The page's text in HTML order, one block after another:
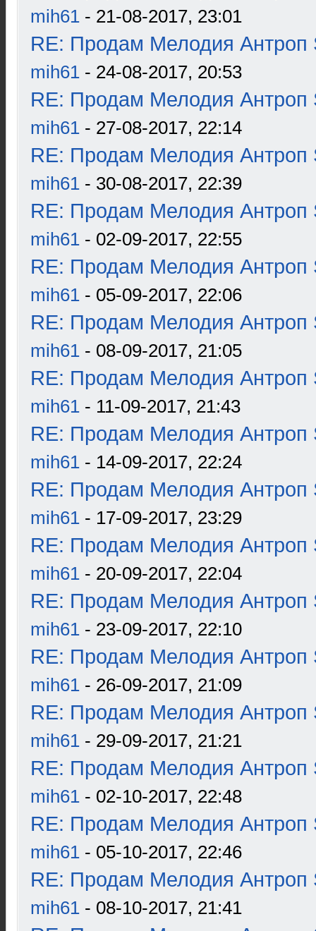
mih61 - 21-08-2017, 23:01
RE: Продам Мелодия Антроп
mih61 - 24-08-2017, 20:53
RE: Продам Мелодия Антроп
mih61 - 27-08-2017, 22:14
RE: Продам Мелодия Антроп
mih61 - 30-08-2017, 22:39
RE: Продам Мелодия Антроп
mih61 - 02-09-2017, 22:55
RE: Продам Мелодия Антроп
mih61 - 05-09-2017, 22:06
RE: Продам Мелодия Антроп
mih61 - 08-09-2017, 21:05
RE: Продам Мелодия Антроп
mih61 - 11-09-2017, 21:43
RE: Продам Мелодия Антроп
mih61 - 14-09-2017, 22:24
RE: Продам Мелодия Антроп
mih61 - 17-09-2017, 23:29
RE: Продам Мелодия Антроп
mih61 - 20-09-2017, 22:04
RE: Продам Мелодия Антроп
mih61 - 23-09-2017, 22:10
RE: Продам Мелодия Антроп
mih61 - 26-09-2017, 21:09
RE: Продам Мелодия Антроп
mih61 - 29-09-2017, 21:21
RE: Продам Мелодия Антроп
mih61 - 02-10-2017, 22:48
RE: Продам Мелодия Антроп
mih61 - 05-10-2017, 22:46
RE: Продам Мелодия Антроп
mih61 - 08-10-2017, 21:41